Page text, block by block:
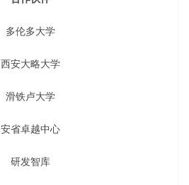
多伦多大学
西安大略大学
滑铁卢大学
安省卓越中心
研发智库